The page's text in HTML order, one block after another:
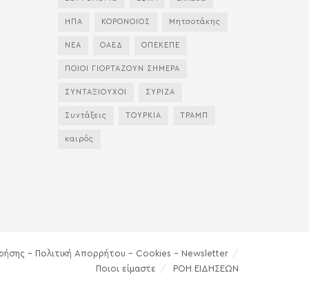
ΗΠΑ ΚΟΡΟΝΟΙΟΣ Μητσοτάκης
ΝΕΑ ΟΑΕΔ ΟΠΕΚΕΠΕ
ΠΟΙΟΙ ΓΙΟΡΤΑΖΟΥΝ ΣΗΜΕΡΑ
ΣΥΝΤΑΞΙΟΥΧΟΙ ΣΥΡΙΖΑ
Συντάξεις ΤΟΥΡΚΙΑ ΤΡΑΜΠ
καιρός
– Πολιτική Απορρήτου – Cookies – Newsletter
Ποιοι είμαστε
ΡΟΗ ΕΙΔΗΣΕΩΝ